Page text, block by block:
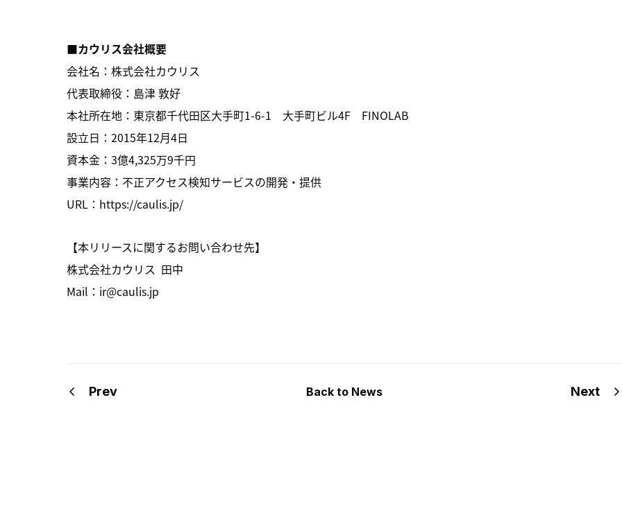
■カウリス会社概要
会社名：株式会社カウリス
代表取締役：島津 敦好
本社所在地：東京都千代田区大手町1-6-1 大手町ビル4F FINOLAB
設立日：2015年12月4日
資本金：3億4,325万9千円
事業内容：不正アクセス検知サービスの開発・提供
URL：https://caulis.jp/
【本リリースに関するお問い合わせ先】
株式会社カウリス 田中
Mail：ir@caulis.jp
Prev Back to News Next